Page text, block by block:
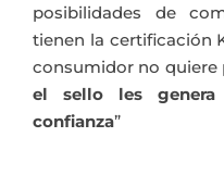
posibilidades de
tienen la certificación
consumidor no quiere
el sello les
confianza”